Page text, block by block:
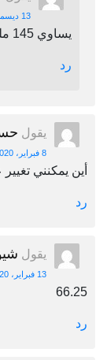
13 ديسمبر، 2021 الساعة 10:33 ص
يساوي 145 مليون دينار عراقي
رد
يقول
8 فبراير، 2020 الساعة 3:59 م
أين يمكنني
رد
يقول
13 فبراير، 2020 الساعة 3:59 م
66.25
رد